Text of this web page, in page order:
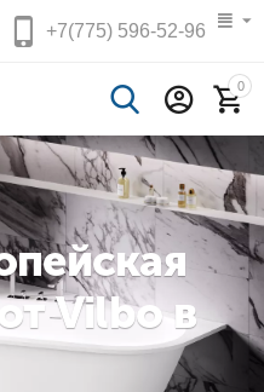
+7(775)596-52-96
0
Vilbo в